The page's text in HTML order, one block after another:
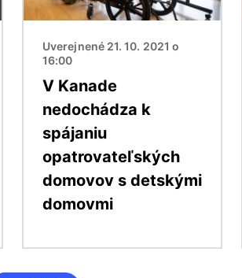
Uverejnené 21. 10. 2021 o
16:00
V Kanade
nedochádza k
spájaniu
opatrovateľských
domovov s detskými
domovmi